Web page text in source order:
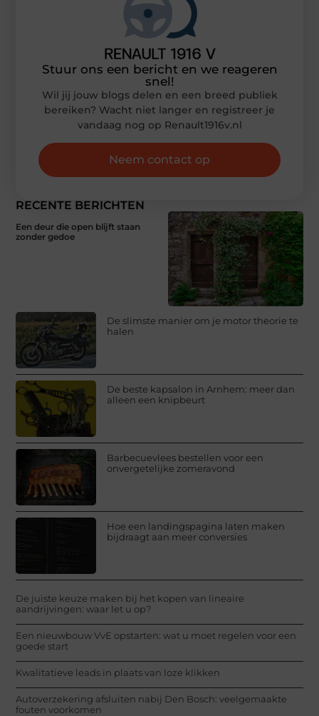
RECENTE BERICHTEN
Een deur die open blijft staan
zonder gedoe
De slimste manier om je motor theorie te
halen
De beste kapsalon in Arnhem: meer dan
alleen een knipbeurt
Barbecuevlees bestellen voor een
onvergetelijke zomeravond
Hoe een landingspagina laten maken
bijdraagt aan meer conversies
De juiste keuze maken bij het kopen van lineaire
aandrijvingen: waar let u op?
Een nieuwbouw VvE opstarten: wat u moet regelen voor een
goede start
Kwalitatieve leads in plaats van loze klikken
Autoverzekering afsluiten nabij Den Bosch: veelgemaakte
fouten voorkomen
Stuur ons een bericht en we reageren
snel!
Wil jij jouw blogs delen en een breed publiek
bereiken? Wacht niet langer en registreer je
vandaag nog op Renault1916v.nl
Neem contact op